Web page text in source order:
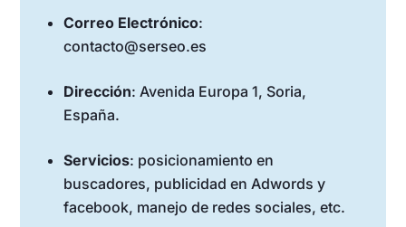
Correo Electrónico:
contacto@serseo.es
Dirección: Avenida Europa 1, Soria,
España.
Servicios: posicionamiento en
buscadores, publicidad en Adwords y
facebook, manejo de redes sociales, etc.